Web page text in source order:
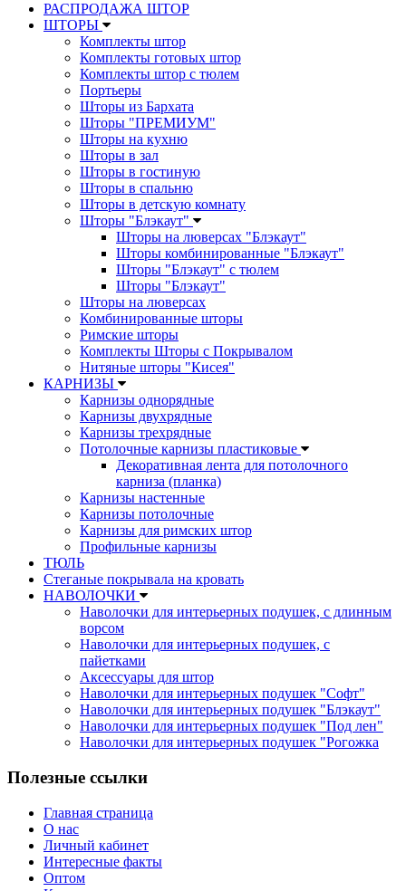
РАСПРОДАЖА ШТОР
ШТОРЫ
Комплекты штор
Комплекты готовых штор
Комплекты штор с тюлем
Портьеры
Шторы из Бархата
Шторы "ПРЕМИУМ"
Шторы на кухню
Шторы в зал
Шторы в гостиную
Шторы в спальню
Шторы в детскую комнату
Шторы "Блэкаут"
Шторы на люверсах "Блэкаут"
Шторы комбинированные "Блэкаут"
Шторы "Блэкаут" с тюлем
Шторы "Блэкаут"
Шторы на люверсах
Комбинированные шторы
Римские шторы
Комплекты Шторы c Покрывалом
Нитяные шторы "Кисея"
КАРНИЗЫ
Карнизы однорядные
Карнизы двухрядные
Карнизы трехрядные
Потолочные карнизы пластиковые
Декоративная лента для потолочного
карниза (планка)
Карнизы настенные
Карнизы потолочные
Карнизы для римских штор
Профильные карнизы
ТЮЛЬ
Стеганые покрывала на кровать
НАВОЛОЧКИ
Наволочки для интерьерных подушек, с длинным
ворсом
Наволочки для интерьерных подушек, с
пайетками
Аксессуары для штор
Наволочки для интерьерных подушек "Софт"
Наволочки для интерьерных подушек "Блэкаут"
Наволочки для интерьерных подушек "Под лен"
Наволочки для интерьерных подушек "Рогожка
Полезные ссылки
Главная страница
О нас
Личный кабинет
Интересные факты
Оптом